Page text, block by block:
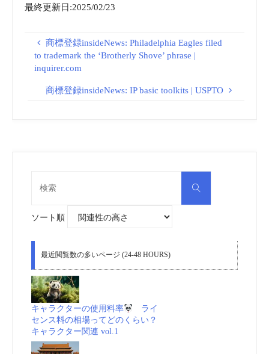
最終更新日:2025/02/23
商標登録insideNews: Philadelphia Eagles filed
to trademark the ‘Brotherly Shove’ phrase |
inquirer.com
商標登録insideNews: IP basic toolkits | USPTO
検
ソート順
最近閲覧数の多いページ (24-48 HOURS)
キャラクターの使用料率
ライ
センス料の相場ってどのくらい？
キャラクター関連 vol.1